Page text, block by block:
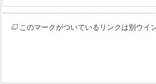
このマークがついているリンクは別ウイ